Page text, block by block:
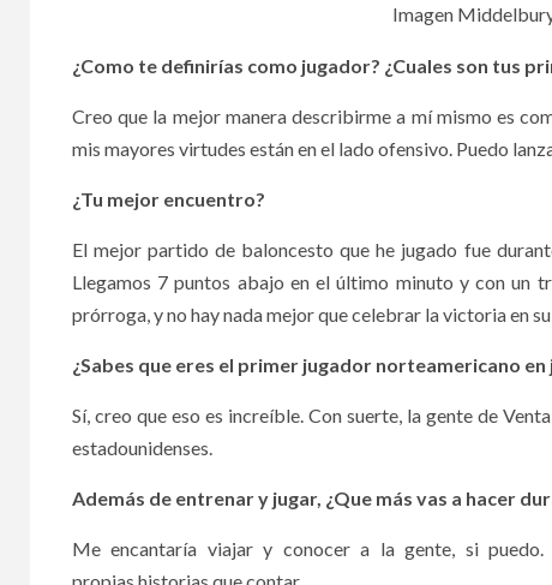
Imagen
¿Como te definirías como jugador? ¿Cuales son tus
Creo que la mejor manera describirme a mí mismo es
mis mayores virtudes están en el lado ofensivo. Puedo
¿Tu mejor encuentro?
El mejor partido de baloncesto que he jugado fue
Llegamos 7 puntos abajo en el último minuto y con un
prórroga, y no hay nada mejor que celebrar la victoria en
¿Sabes que eres el primer jugador norteamericano en
Sí, creo que eso es increíble. Con suerte, la gente de
estadounidenses.
Además de entrenar y jugar, ¿Que más vas a hacer
Me encantaría viajar y conocer a la gente, si